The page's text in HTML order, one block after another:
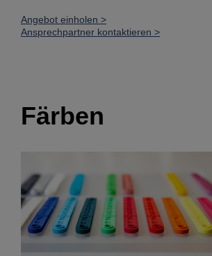
Angebot einholen >
Ansprechpartner kontaktieren >
Färben